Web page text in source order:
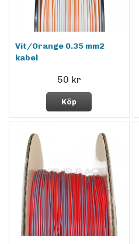
Vit/Orange 0.35 mm2
kabel
50 kr
Köp